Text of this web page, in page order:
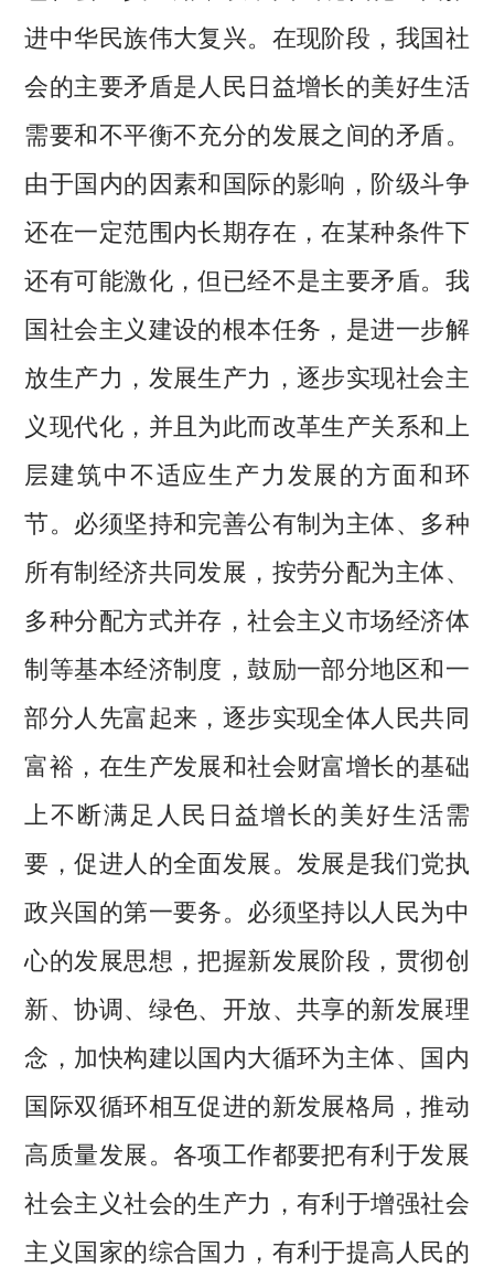
进中华民族伟大复兴。在现阶段，我国社
会的主要矛盾是人民日益增长的美好生活
需要和不平衡不充分的发展之间的矛盾。
由于国内的因素和国际的影响，阶级斗争
还在一定范围内长期存在，在某种条件下
还有可能激化，但已经不是主要矛盾。我
国社会主义建设的根本任务，是进一步解
放生产力，发展生产力，逐步实现社会主
义现代化，并且为此而改革生产关系和上
层建筑中不适应生产力发展的方面和环
节。必须坚持和完善公有制为主体、多种
所有制经济共同发展，按劳分配为主体、
多种分配方式并存，社会主义市场经济体
制等基本经济制度，鼓励一部分地区和一
部分人先富起来，逐步实现全体人民共同
富裕，在生产发展和社会财富增长的基础
上不断满足人民日益增长的美好生活需
要，促进人的全面发展。发展是我们党执
政兴国的第一要务。必须坚持以人民为中
心的发展思想，把握新发展阶段，贯彻创
新、协调、绿色、开放、共享的新发展理
念，加快构建以国内大循环为主体、国内
国际双循环相互促进的新发展格局，推动
高质量发展。各项工作都要把有利于发展
社会主义社会的生产力，有利于增强社会
主义国家的综合国力，有利于提高人民的